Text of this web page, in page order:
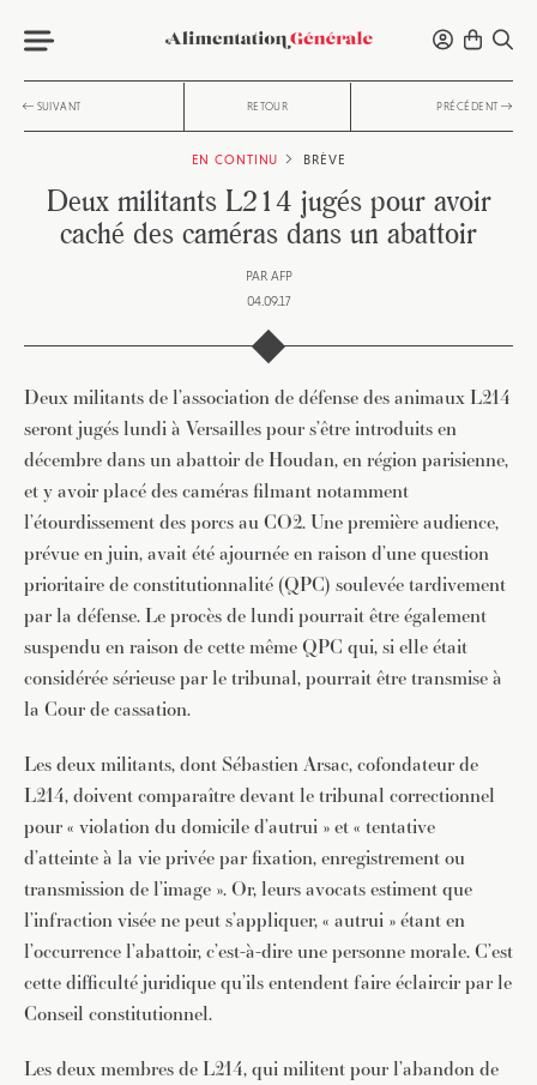
SUIVANT RETOUR PRÉCÉDENT
EN CONTINU BRÈVE
Deux militants L214 jugés pour avoir
caché des caméras dans un abattoir
PAR AFP
04.09.17
Deux militants de l’association de défense des animaux L214
seront jugés lundi à Versailles pour s’être introduits en
décembre dans un abattoir de Houdan, en région parisienne,
et y avoir placé des caméras filmant notamment
l’étourdissement des porcs au CO2. Une première audience,
prévue en juin, avait été ajournée en raison d’une question
prioritaire de constitutionnalité (QPC) soulevée tardivement
par la défense. Le procès de lundi pourrait être également
suspendu en raison de cette même QPC qui, si elle était
considérée sérieuse par le tribunal, pourrait être transmise à
la Cour de cassation.
Les deux militants, dont Sébastien Arsac, cofondateur de
L214, doivent comparaître devant le tribunal correctionnel
pour « violation du domicile d’autrui » et « tentative
d’atteinte à la vie privée par fixation, enregistrement ou
transmission de l’image ». Or, leurs avocats estiment que
l’infraction visée ne peut s’appliquer, « autrui » étant en
l’occurrence l’abattoir, c’est-à-dire une personne morale. C’est
cette difficulté juridique qu’ils entendent faire éclaircir par le
Conseil constitutionnel.
Les deux membres de L214, qui militent pour l’abandon de